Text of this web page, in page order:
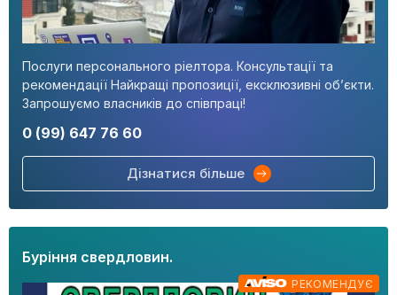
Послуги персонального ріелтора. Консультації та
рекомендації Найкращі пропозиції, ексклюзивні об’єкти.
Запрошуємо власників до співпраці!
0 (99) 647 76 60
Дізнатися більше
Буріння свердловин.
РЕКОМЕНДУЄ